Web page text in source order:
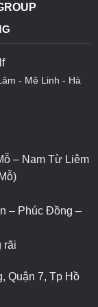
- Mê Linh - Hà
– Nam Từ Liêm
– Phúc Đồng –
rãi
Quận 7, Tp Hồ